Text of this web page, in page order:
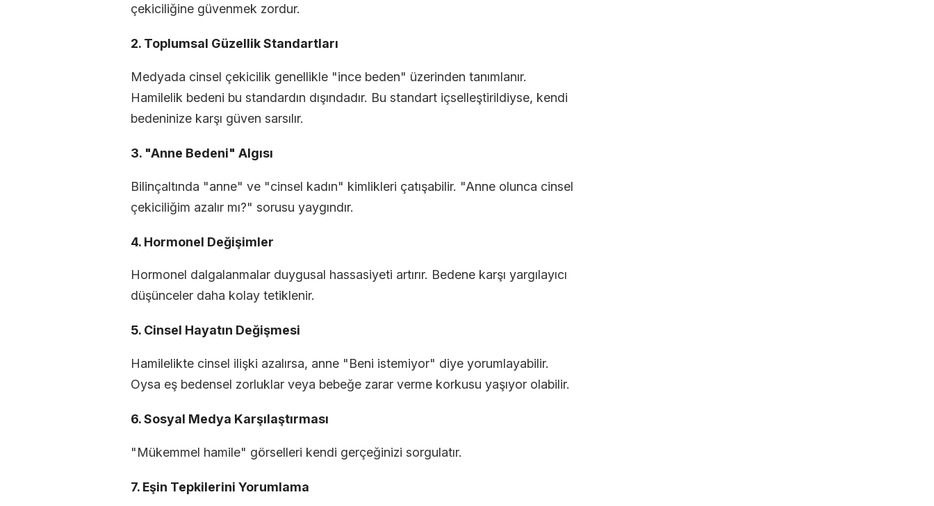
çekiciliğine güvenmek zordur.
2. Toplumsal Güzellik Standartları
Medyada cinsel çekicilik genellikle "ince beden" üzerinden tanımlanır.
Hamilelik bedeni bu standardın dışındadır. Bu standart içselleştirildiyse, kendi
bedeninize karşı güven sarsılır.
3. "Anne Bedeni" Algısı
Bilinçaltında "anne" ve "cinsel kadın" kimlikleri çatışabilir. "Anne olunca cinsel
çekiciliğim azalır mı?" sorusu yaygındır.
4. Hormonel Değişimler
Hormonel dalgalanmalar duygusal hassasiyeti artırır. Bedene karşı yargılayıcı
düşünceler daha kolay tetiklenir.
5. Cinsel Hayatın Değişmesi
Hamilelikte cinsel ilişki azalırsa, anne "Beni istemiyor" diye yorumlayabilir.
Oysa eş bedensel zorluklar veya bebeğe zarar verme korkusu yaşıyor olabilir.
6. Sosyal Medya Karşılaştırması
"Mükemmel hamile" görselleri kendi gerçeğinizi sorgulatır.
7. Eşin Tepkilerini Yorumlama